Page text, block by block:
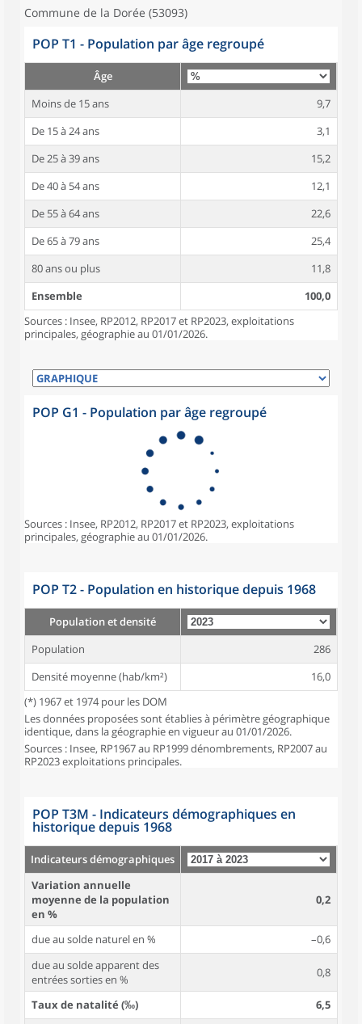
Commune de la Dorée (53093)
POP T1 - Population par âge regroupé
Âge
Moins de 15 ans
9,7
De 15 à 24 ans
3,1
De 25 à 39 ans
15,2
De 40 à 54 ans
12,1
De 55 à 64 ans
22,6
De 65 à 79 ans
25,4
80 ans ou plus
11,8
Ensemble
100,0
Sources : Insee, RP2012, RP2017 et RP2023, exploitations
principales, géographie au 01/01/2026.
POP G1 - Population par âge regroupé
Sources : Insee, RP2012, RP2017 et RP2023, exploitations
principales, géographie au 01/01/2026.
POP T2 - Population en historique depuis 1968
Population et densité
Population
286
Densité moyenne (hab/km²)
16,0
(*) 1967 et 1974 pour les DOM
Les données proposées sont établies à périmètre géographique
identique, dans la géographie en vigueur au 01/01/2026.
Sources : Insee, RP1967 au RP1999 dénombrements, RP2007 au
RP2023 exploitations principales.
POP T3M - Indicateurs démographiques en
historique depuis 1968
Indicateurs démographiques
Variation annuelle
moyenne de la population
en %
0,2
due au solde naturel en %
–0,6
due au solde apparent des
entrées sorties en %
0,8
Taux de natalité (‰)
6,5